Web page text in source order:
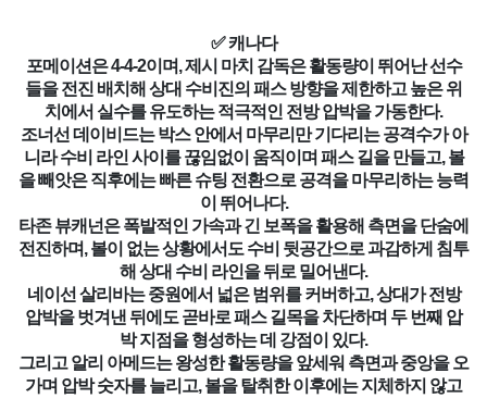
✅ 캐나다
포메이션은 4-4-2이며, 제시 마치 감독은 활동량이 뛰어난 선수
들을 전진 배치해 상대 수비진의 패스 방향을 제한하고 높은 위
치에서 실수를 유도하는 적극적인 전방 압박을 가동한다.
조너선 데이비드는 박스 안에서 마무리만 기다리는 공격수가 아
니라 수비 라인 사이를 끊임없이 움직이며 패스 길을 만들고, 볼
을 빼앗은 직후에는 빠른 슈팅 전환으로 공격을 마무리하는 능력
이 뛰어나다.
타존 뷰캐넌은 폭발적인 가속과 긴 보폭을 활용해 측면을 단숨에
전진하며, 볼이 없는 상황에서도 수비 뒷공간으로 과감하게 침투
해 상대 수비 라인을 뒤로 밀어낸다.
네이선 살리바는 중원에서 넓은 범위를 커버하고, 상대가 전방
압박을 벗겨낸 뒤에도 곧바로 패스 길목을 차단하며 두 번째 압
박 지점을 형성하는 데 강점이 있다.
그리고 알리 아메드는 왕성한 활동량을 앞세워 측면과 중앙을 오
가며 압박 숫자를 늘리고, 볼을 탈취한 이후에는 지체하지 않고